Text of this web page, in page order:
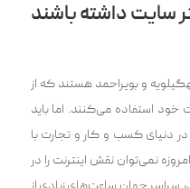
داشته باشند
و بویراحمد هستند که از
استفاده می‌کنند. اما باید
دنیای کسب و کار و تجارت با
نمی‌توان نقش اینترنت را در